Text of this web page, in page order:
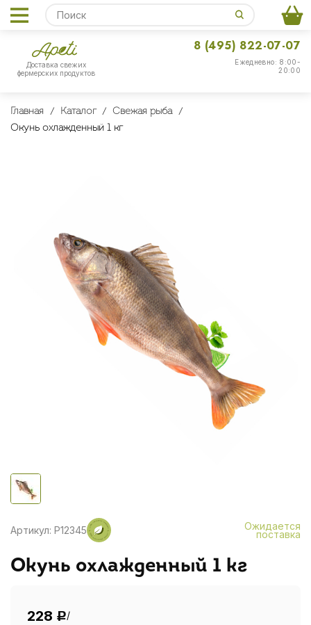
Доставка свежих
фермерских продуктов
Ежедневно: 8:00-
20:00
8 (495) 822-07-07
Главная Каталог
Свежая рыба
Окунь охлажденный 1 кг
Артикул: Р12345 Ожидается
поставка
Окунь охлажденный 1 кг
228 Р/